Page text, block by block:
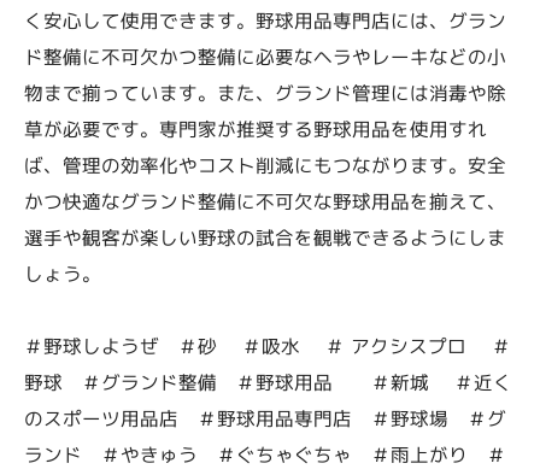
く安心して使用できます。野球用品専門店には、グラン
ド整備に不可欠かつ整備に必要なヘラやレーキなどの小
物まで揃っています。また、グランド管理には消毒や除
草が必要です。専門家が推奨する野球用品を使用すれ
ば、管理の効率化やコスト削減にもつながります。安全
かつ快適なグランド整備に不可欠な野球用品を揃えて、
選手や観客が楽しい野球の試合を観戦できるようにしま
しょう。
＃野球しようぜ ＃砂 ＃吸水 ＃ アクシスプロ ＃
野球 ＃グランド整備 ＃野球用品 ＃新城 ＃近く
のスポーツ用品店 ＃野球用品専門店 ＃野球場 ＃グ
ランド ＃やきゅう ＃ぐちゃぐちゃ ＃雨上がり ＃